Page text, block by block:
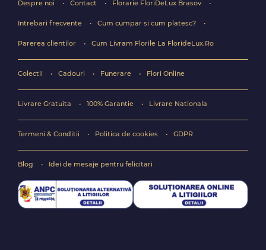
Despre noi Contact Florarie FloriDeLux Brasov
Intrebari frecvente Cum cumpar si cum platesc?
Parerea clientilor Cum Livram Florile La FlorideLux.Ro
Colectii Cadouri Funerare Flori Online
Livrare Gratuita 100% Garantie Livrare Nationala
Termeni & Conditii Politica de cookies GDPR
Blog Idei de mesaje pentru felicitari